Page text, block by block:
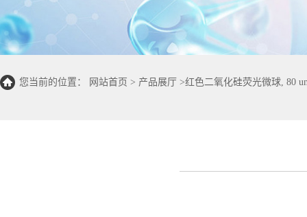
您当前的位置： 网站首页 > 产品展厅 >红色二氧化硅荧光微球, 80